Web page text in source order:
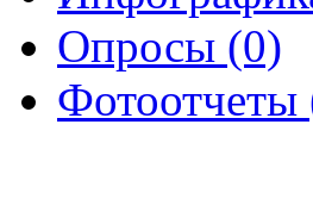
Опросы (0)
Фотоотчеты